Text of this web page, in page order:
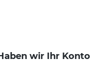
wir Ihr Konto